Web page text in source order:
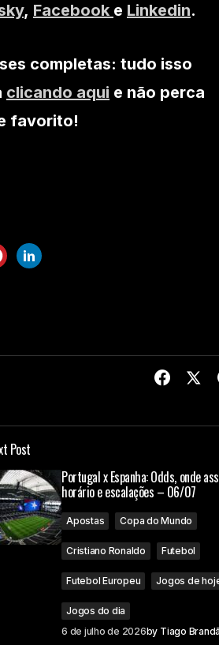
, Facebook e Linkedin.
completas: tudo isso
clicando aqui e não perca
favorito!
Post
Portugal x Espanha: Odds, onde
horário e escalações – 06/07
Apostas Copa do Mundo
Cristiano Ronaldo Futebol
Futebol Europeu Jogos de
Jogos do dia
6 de julho de 2026by Tiago